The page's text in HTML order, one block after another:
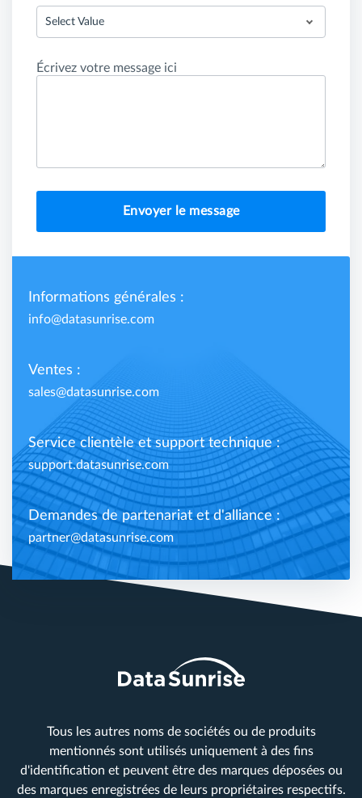
Select Value
Écrivez votre message ici
Envoyer le message
Informations générales :
info@datasunrise.com
Ventes :
sales@datasunrise.com
Service clientèle et support technique :
support.datasunrise.com
Demandes de partenariat et d'alliance :
partner@datasunrise.com
Tous les autres noms de sociétés ou de produits
mentionnés sont utilisés uniquement à des fins
d'identification et peuvent être des marques déposées ou
des marques enregistrées de leurs propriétaires respectifs.